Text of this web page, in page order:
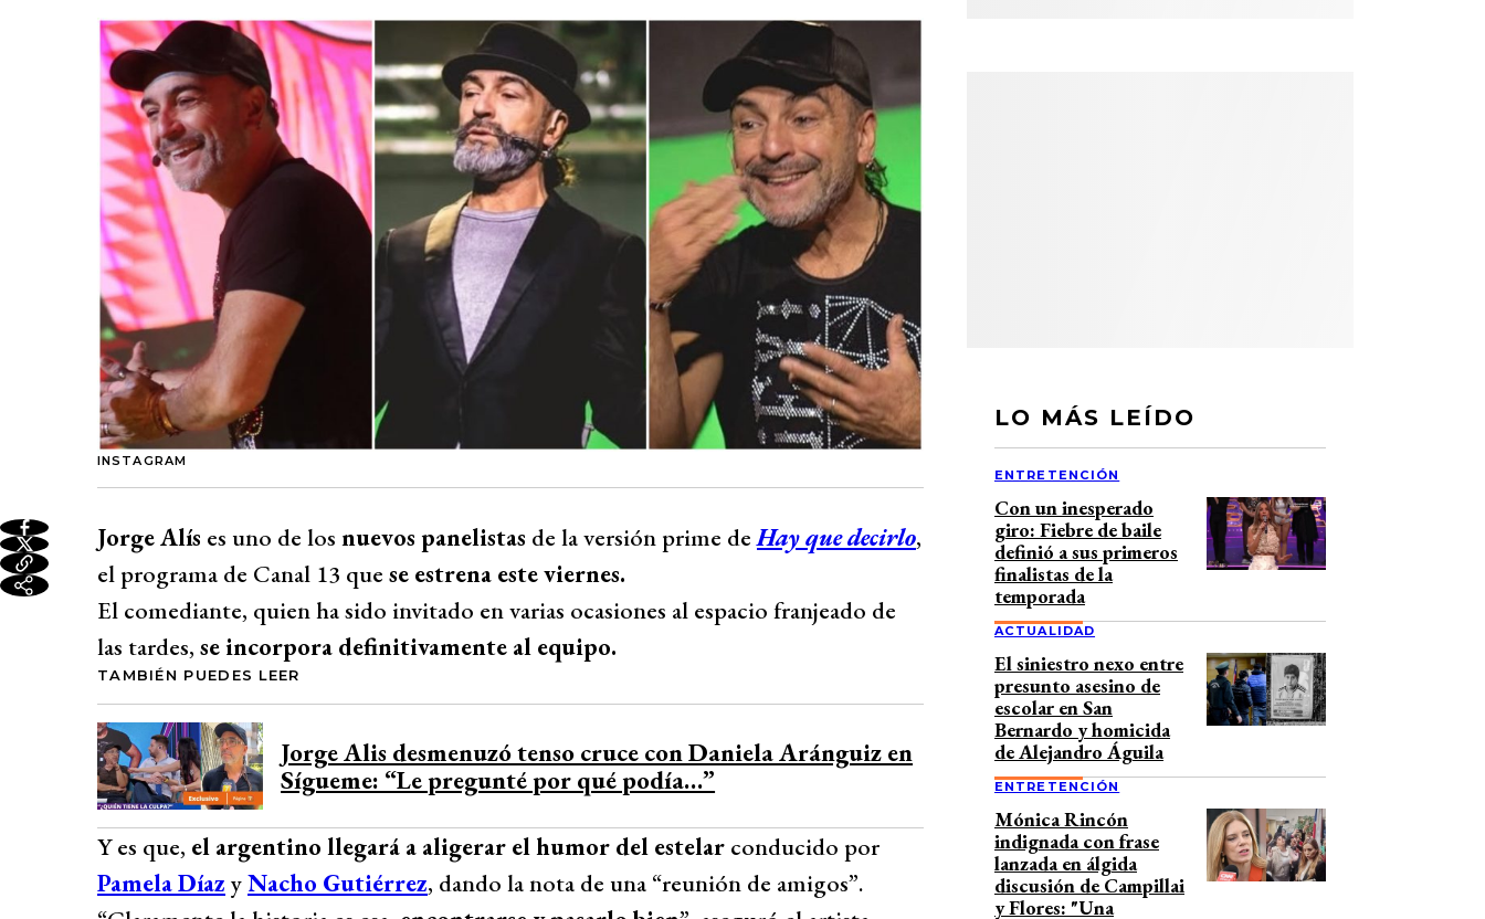
INSTAGRAM
Jorge Alís es uno de los nuevos panelistas de la versión prime deHay que decirlo,
el programa de Canal 13 que se estrena este viernes.
El comediante, quien ha sido invitado en varias ocasiones al espacio franjeado de
las tardes, se incorpora definitivamente al equipo.
TAMBIÉN PUEDES LEER
Jorge Alis desmenuzó tenso cruce con Daniela Aránguiz en
Sígueme: “Le pregunté por qué podía…”
Y es que, el argentino llegará a aligerar el humor del estelar conducido por
Pamela Díaz yNacho Gutiérrez, dando la nota de una “reunión de amigos”.
LO MÁS LEÍDO
ENTRETENCIÓN
Con un inesperado
giro: Fiebre de baile
definió a sus primeros
finalistas de la
temporada
ACTUALIDAD
El siniestro nexo entre
presunto asesino de
escolar en San
Bernardo y homicida
de Alejandro Águila
ENTRETENCIÓN
Mónica Rincón
indignada con frase
lanzada en álgida
discusión de Campillai
y Flores: "Una